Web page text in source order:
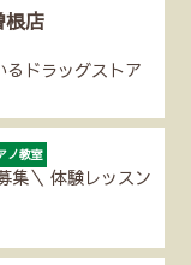
根店
ドラッグストア
ノ教室
集＼ 体験レッスン